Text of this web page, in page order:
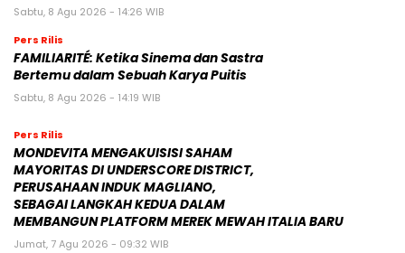
Sabtu, 8 Agu 2026 - 14:26 WIB
Pers Rilis
FAMILIARITÉ: Ketika Sinema dan Sastra
Bertemu dalam Sebuah Karya Puitis
Sabtu, 8 Agu 2026 - 14:19 WIB
Pers Rilis
MONDEVITA MENGAKUISISI SAHAM
MAYORITAS DI UNDERSCORE DISTRICT,
PERUSAHAAN INDUK MAGLIANO,
SEBAGAI LANGKAH KEDUA DALAM
MEMBANGUN PLATFORM MEREK MEWAH ITALIA BARU
Jumat, 7 Agu 2026 - 09:32 WIB